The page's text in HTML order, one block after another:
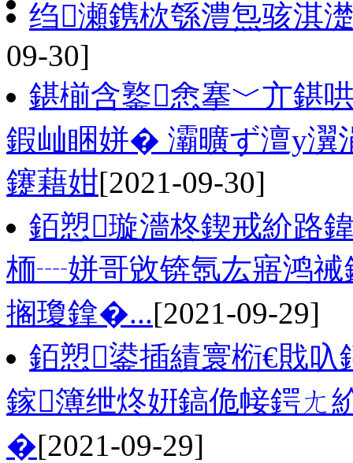
绉瀬鎸栨綔澧炰骇淇
09-30]
鍖椾含鐜悆搴﹀亣鍖
鍜屾睏姘� 灞曠ず澶у瀷
鑳藉姏[2021-09-30]
銆愬璇濇柊鍥戒紒路
栭┈姘哥敓锛氬厷寤鸿祴
搁瓊鎿�...[2021-09-29]
銆愬鍙插績寰椼€戝
鎵簿绁炵姸鎬佹帹鍔ㄤ
�[2021-09-29]